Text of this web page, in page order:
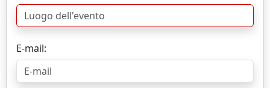
E-mail: